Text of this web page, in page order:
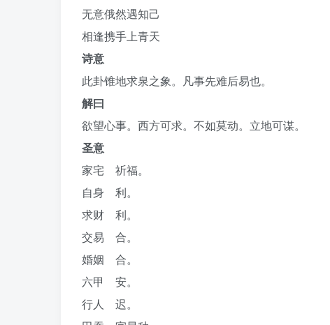
无意俄然遇知己
相逢携手上青天
诗意
此卦锥地求泉之象。凡事先难后易也。
解曰
欲望心事。西方可求。不如莫动。立地可谋。
圣意
家宅 祈福。
自身 利。
求财 利。
交易 合。
婚姻 合。
六甲 安。
行人 迟。